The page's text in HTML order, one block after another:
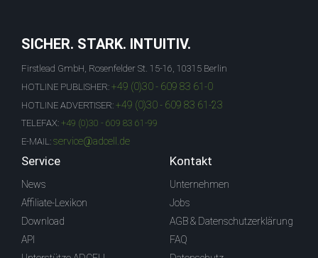
SICHER. STARK. INTUITIV.
Firstlead GmbH, Rosenfelder St. 15-16, 10315 Berlin
HOTLINE PUBLISHER: +49 (0)30 - 609 83 61-0
HOTLINE ADVERTISER: +49 (0)30 - 609 83 61-23
TELEFAX: +49 (0)30 - 609 83 61-99
E-MAIL: service@adcell.de
Service
News
Affiliate-Lexikon
Download
API
Kontakt
Unternehmen
Jobs
AGB & Datenschutzerklärung
FAQ